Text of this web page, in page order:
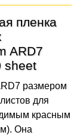
пленка
ARD7
sheet
размером
для
красным
Она